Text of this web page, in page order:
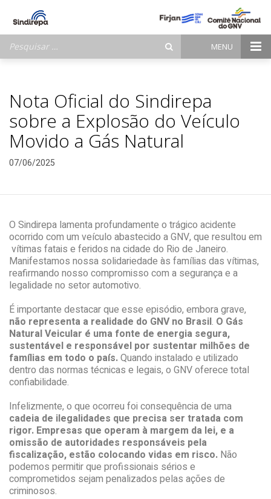
por:
MENU
Nota Oficial do Sindirepa
sobre a Explosão do Veículo
Movido a Gás Natural
07/06/2025
O Sindirepa lamenta profundamente o trágico acidente
ocorrido com um veículo abastecido a GNV, que resultou em
vítimas fatais e feridos na cidade do Rio de Janeiro.
Manifestamos nossa solidariedade às famílias das vítimas,
reafirmando nosso compromisso com a segurança e a
legalidade no setor automotivo.
É importante destacar que esse episódio, embora grave,
não representa a realidade do GNV no Brasil. O Gás
Natural Veicular é uma fonte de energia segura,
sustentável e responsável por sustentar milhões de
famílias em todo o país.Quando instalado e utilizado
dentro das normas técnicas e legais, o GNV oferece total
confiabilidade.
Infelizmente, o que ocorreu foi consequência de uma
cadeia de ilegalidades que precisa ser tratada com
rigor. Empresas que operam à margem da lei, e a
omissão de autoridades responsáveis pela
fiscalização, estão colocando vidas em risco. Não
podemos permitir que profissionais sérios e
comprometidos sejam penalizados pelas ações de
criminosos.